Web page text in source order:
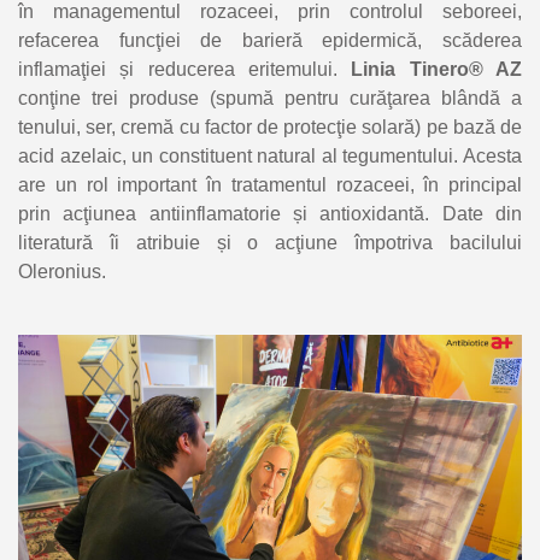
în managementul rozaceei, prin controlul seboreei,
refacerea funcţiei de barieră epidermică, scăderea
inflamaţiei și reducerea eritemului.
Linia Tinero® AZ
conţine trei produse (spumă pentru curăţarea blândă a
tenului, ser, cremă cu factor de protecţie solară) pe bază de
acid azelaic, un constituent natural al tegumentului. Acesta
are un rol important în tratamentul rozaceei, în principal
prin acţiunea antiinflamatorie și antioxidantă. Date din
literatură îi atribuie și o acţiune împotriva bacilului
Oleronius.